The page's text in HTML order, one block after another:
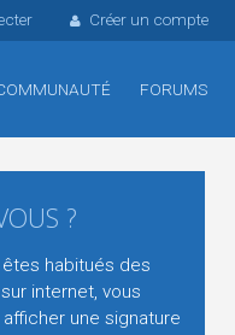
Créer un compte
FORUMS
?
êtes habitués des
internet, vous
une signature